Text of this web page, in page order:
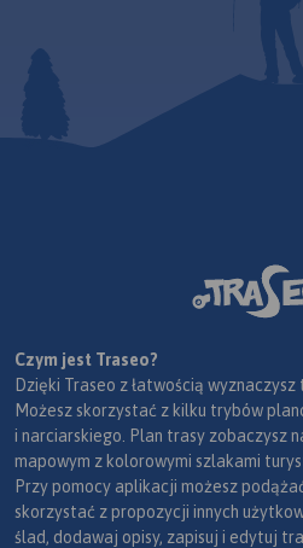
Czym jest Traseo?
Dzięki Traseo z łatwością
Możesz skorzystać z kilku trybów
i narciarskiego. Plan trasy zobaczysz
mapowym z kolorowymi szlakami
Przy pomocy aplikacji możesz
skorzystać z propozycji innych
ślad, dodawaj opisy, zapisuj i edytuj